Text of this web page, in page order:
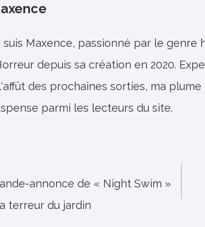
suis Maxence, passionné par le
depuis sa création en 2020.
des prochaines sorties, ma
parmi les lecteurs du site.
annonce de « Night Swim »
terreur du jardin